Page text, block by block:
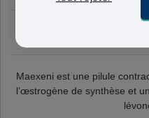
Maexeni est une pilule
l’œstrogène de synthèse et